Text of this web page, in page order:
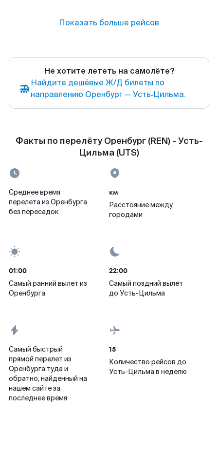
Показать больше рейсов
Не хотите лететь на самолёте?
Найдите дешёвые Ж/Д билеты по
направлению Оренбург — Усть‑Цильма.
Факты по перелёту Оренбург (REN) - Усть-
Цильма (UTS)
Среднее время
перелета из Оренбурга
без пересадок
км
Расстояние между
городами
01:00
Самый ранний вылет из
Оренбурга
22:00
Самый поздний вылет
до Усть-Цильма
Самый быстрый
прямой перелет из
Оренбурга туда и
обратно, найденный на
нашем сайте за
последнее время
15
Количество рейсов до
Усть-Цильма в неделю